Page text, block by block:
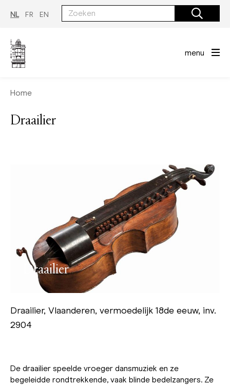
inhoud
gaan
NL FR EN
menu
Home
Draailier
Draailier
Draailier, Vlaanderen, vermoedelijk 18de eeuw, inv.
2904
De draailier speelde vroeger dansmuziek en ze
begeleidde rondtrekkende, vaak blinde bedelzangers. Ze